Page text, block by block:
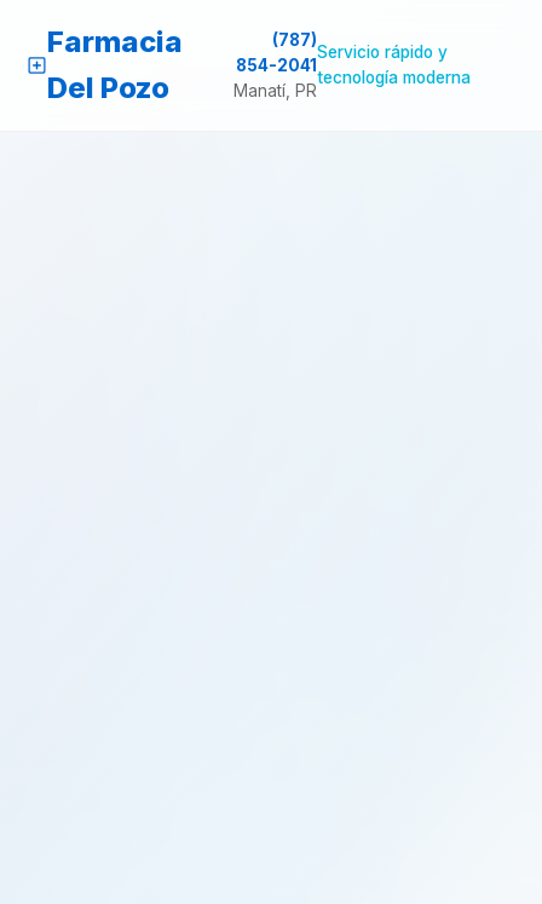
Farmacia
Del Pozo
(787)
854-2041
Manatí, PR
Servicio rápido y
tecnología moderna